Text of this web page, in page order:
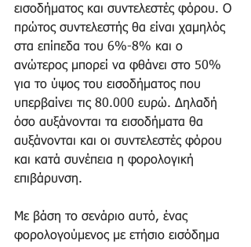
εισοδήματος και συντελεστές φόρου. Ο
πρώτος συντελεστής θα είναι χαμηλός
στα επίπεδα του 6%-8% και ο
ανώτερος μπορεί να φθάνει στο 50%
για το ύψος του εισοδήματος που
υπερβαίνει τις 80.000 ευρώ. Δηλαδή
όσο αυξάνονται τα εισοδήματα θα
αυξάνονται και οι συντελεστές φόρου
και κατά συνέπεια η φορολογική
επιβάρυνση.
Με βάση το σενάριο αυτό, ένας
φορολογούμενος με ετήσιο εισόδημα